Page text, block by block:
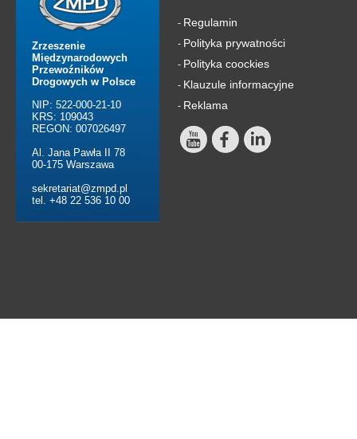
Zrzeszenie
Międzynarodowych
Przewoźników
Drogowych w Polsce
NIP: 522-000-21-10
KRS: 109043
REGON: 007026497
Al. Jana Pawła II 78
00-175 Warszawa
sekretariat@zmpd.pl
tel. +48 22 536 10 00
- Regulamin
- Polityka prywatności
- Polityka coockies
- Klauzule informacyjne
- Reklama